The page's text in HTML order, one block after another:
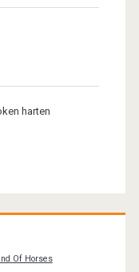
harten
Of Horses